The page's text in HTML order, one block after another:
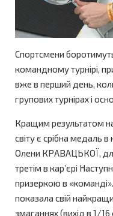
Спортсмени
командному турнірі,
вже в перший день,
групових турнірах і
Кращим результатом
світу є срібна медаль
Олени КРАВАЦЬКОЇ,
третім в кар’єрі
призеркою в
показала свій
змаганнях (вихід в 1/